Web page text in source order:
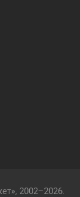
2002–2026.